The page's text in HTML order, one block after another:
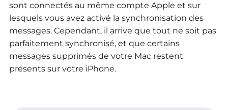
sont connectés au même compte Apple et sur
lesquels vous avez activé la synchronisation des
messages. Cependant, il arrive que tout ne soit pas
parfaitement synchronisé, et que certains
messages supprimés de votre Mac restent
présents sur votre iPhone.